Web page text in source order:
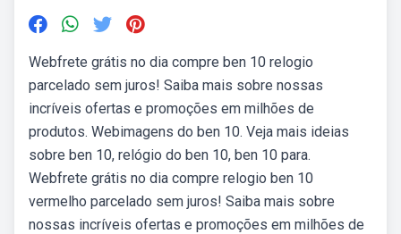
Webfrete grátis no dia compre ben 10 relogio
parcelado sem juros! Saiba mais sobre nossas
incríveis ofertas e promoções em milhões de
produtos. Webimagens do ben 10. Veja mais ideias
sobre ben 10, relógio do ben 10, ben 10 para.
Webfrete grátis no dia compre relogio ben 10
vermelho parcelado sem juros! Saiba mais sobre
nossas incríveis ofertas e promoções em milhões de